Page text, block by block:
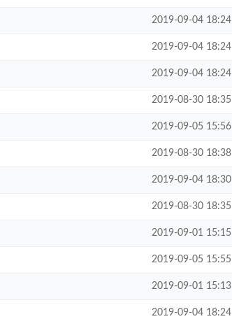
2019-09-04 18:24
2019-09-04 18:24
2019-09-04 18:24
2019-08-30 18:35
2019-09-05 15:56
2019-08-30 18:38
2019-09-04 18:30
2019-08-30 18:35
2019-09-01 15:15
2019-09-05 15:55
2019-09-01 15:13
2019-09-04 18:24